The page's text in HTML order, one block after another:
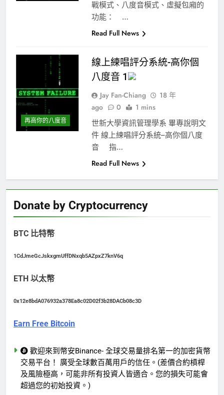
戰模式、八度音模式、虛擬包廂的
功能： …
Read Full News
再高你的八度音
線上練唱評分系統-高你個
八度音 1
Jay Fan-Chiang
18 年
ago
0 1 mins
世新大學資訊管理學系 畢專說明文
件 線上練唱評分系統–高你個八度
音 指…
Read Full News
Donate by Cryptocurrency
BTC 比特幣
1CdJmeGcJskxgmUffDNxqb5AZpxZ7knV6q
ETH 以太幣
0x12e8bdA076932a378Ea8c02D02f3b28DACb08c3D
Earn Free Bitcoin
歡迎來到幣安Binance- 全球交易量排名第一的加密貨幣
交易平台！ 廣受全球數百萬用戶的信任。(差價合約槓桿
及風險極高，可能非所有投資人皆適合。您的損失可能會
超過您的初始投資。)